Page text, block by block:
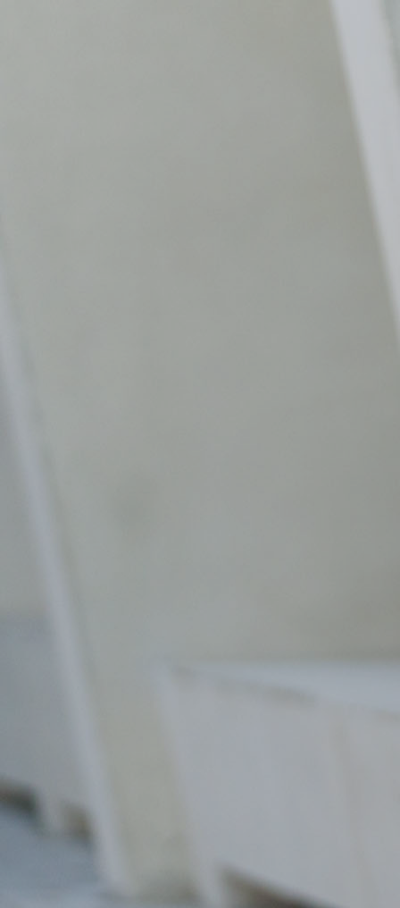
Dieser 12-wöchige Leadership-Accelerator
Impact zu führen, ohne dabei auf Klarheit,
Gelassenheit oder ihr Privatleben verzichten
zu müssen.
Bist du bereit herauszufinden, ob „Leading